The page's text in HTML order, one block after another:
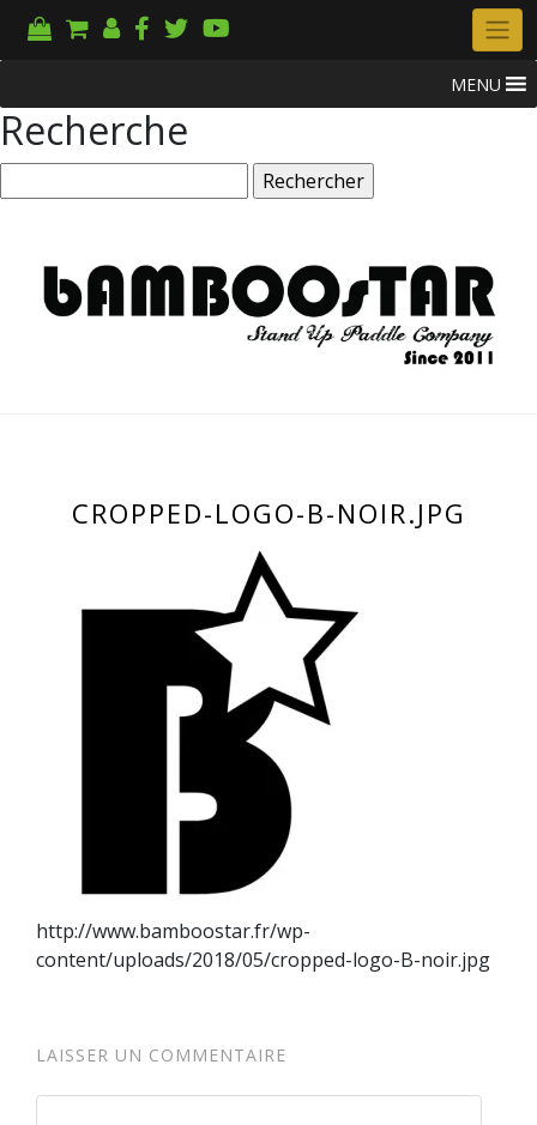
MENU
Recherche
CROPPED-LOGO-B-NOIR.JPG
http://www.bamboostar.fr/wp-
content/uploads/2018/05/cropped-logo-B-noir.jpg
LAISSER UN COMMENTAIRE